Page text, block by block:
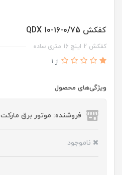
کفکش QDX 10-16-0/75
کفکش 2 اینچ 16 متری ساده
از 1
ویژگی‌های محصول
فروشنده: موتور برق مارکت
ناموجود